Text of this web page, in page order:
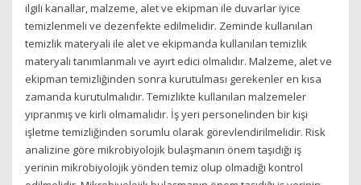
ilgili kanallar, malzeme, alet ve ekipman ile duvarlar iyice
temizlenmeli ve dezenfekte edilmelidir. Zeminde kullanılan
temizlik materyali ile alet ve ekipmanda kullanılan temizlik
materyali tanımlanmalı ve ayırt edici olmalıdır. Malzeme, alet ve
ekipman temizliğinden sonra kurutulması gerekenler en kısa
zamanda kurutulmalıdır. Temizlikte kullanılan malzemeler
yıpranmış ve kirli olmamalıdır. İş yeri personelinden bir kişi
işletme temizliğinden sorumlu olarak görevlendirilmelidir. Risk
analizine göre mikrobiyolojik bulaşmanın önem taşıdığı iş
yerinin mikrobiyolojik yönden temiz olup olmadığı kontrol